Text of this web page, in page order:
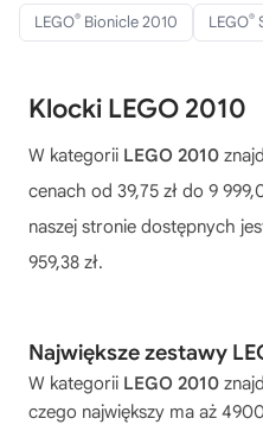
LEGO® Bionicle 2010 LEGO®
Klocki LEGO 2010
W kategorii LEGO 2010
cenach od 39,75 zł do 9
naszej stronie dostępnych
959,38 zł.
Największe zestawy
W kategorii LEGO 2010
czego największy ma aż